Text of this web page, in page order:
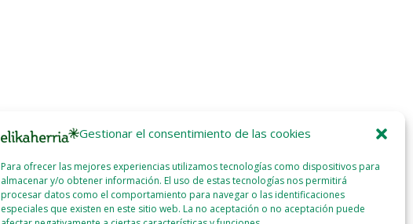
Gestionar el consentimiento de las cookies
Para ofrecer las mejores experiencias utilizamos tecnologías como dispositivos para
almacenar y/o obtener información. El uso de estas tecnologías nos permitirá
procesar datos como el comportamiento para navegar o las identificaciones
especiales que existen en este sitio web. La no aceptación o no aceptación puede